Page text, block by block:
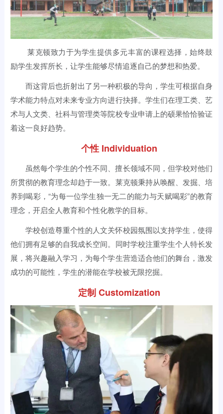
莱克顿致力于为学生提供多元丰富的课程选择，始终鼓
励学生发挥所长，让学生能够尽情追逐自己的梦想和热爱。
而这背后也折射出了另一种积极的导向，学生可根据自身
学术能力特点对未来专业方向进行抉择。学生们在理工类、艺
术与人文类、社科与管理类等院校专业申请上的硕果恰恰验证
着这一良好趋势。
个性 Individuation
虽然每个学生的个性不同、擅长领域不同，但学校对他们
所贯彻的教育理念却趋于一致。莱克顿秉持从唤醒、发掘、培
养到喝彩，“为每一位学生独一无二的能力与天赋喝彩”的教育
理念，开启全人教育和个性化教学的目标。
学校创造尊重个性的人文关怀校园氛围以支持学生，使得
他们拥有足够的自我成长空间。同时学校注重学生个人特长发
展，将兴趣融入学习，为每个学生营造适合他们的舞台，激发
成功的可能性，学生的潜能在学校被无限挖掘。
定制 Customization